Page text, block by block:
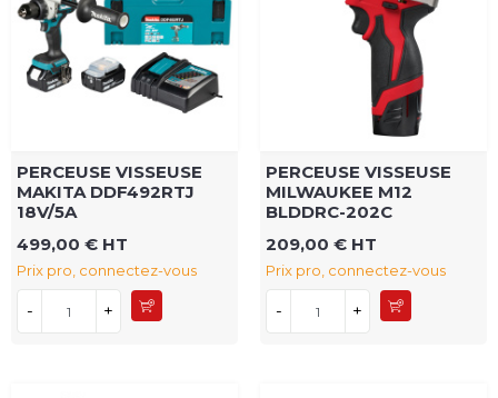
PERCEUSE VISSEUSE
MAKITA DDF492RTJ
18V/5A
499,00 € HT
Prix pro, connectez-vous
- +
PERCEUSE VISSEUSE
MILWAUKEE M12
BLDDRC-202C
209,00 € HT
Prix pro, connectez-vous
- +